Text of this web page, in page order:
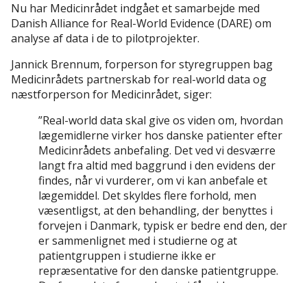
Nu har Medicinrådet indgået et samarbejde med
Danish Alliance for Real-World Evidence (DARE) om
analyse af data i de to pilotprojekter.
Jannick Brennum, forperson for styregruppen bag
Medicinrådets partnerskab for real-world data og
næstforperson for Medicinrådet, siger:
”Real-world data skal give os viden om, hvordan
lægemidlerne virker hos danske patienter efter
Medicinrådets anbefaling. Det ved vi desværre
langt fra altid med baggrund i den evidens der
findes, når vi vurderer, om vi kan anbefale et
lægemiddel. Det skyldes flere forhold, men
væsentligst, at den behandling, der benyttes i
forvejen i Danmark, typisk er bedre end den, der
er sammenlignet med i studierne og at
patientgruppen i studierne ikke er
repræsentative for den danske patientgruppe.